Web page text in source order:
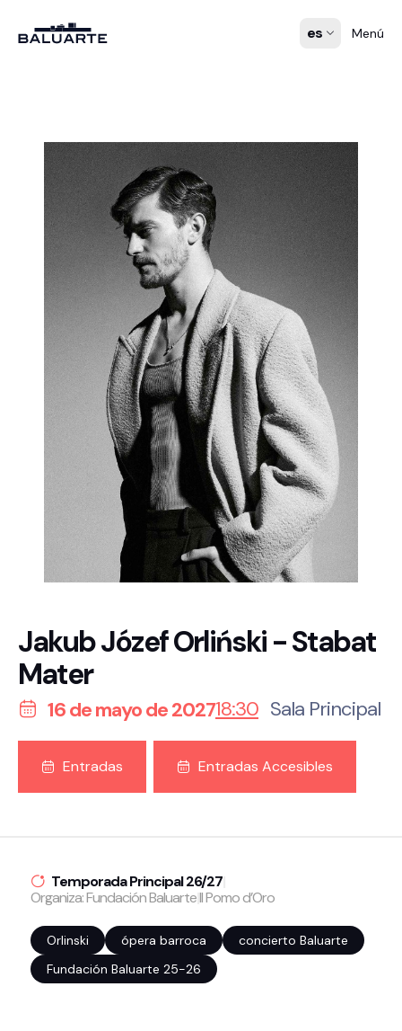
es Menú
Agenda
Agenda
Suscríbete a la newsletter
Jakub Józef Orliński - Stabat
Mater
16 de mayo de 202718:30 Sala Principal
Entradas Entradas Accesibles
Temporada Principal 26/27
Organiza: Fundación BaluarteIl Pomo d’Oro
Orlinski ópera barroca
concierto Baluarte
Fundación Baluarte 25-26